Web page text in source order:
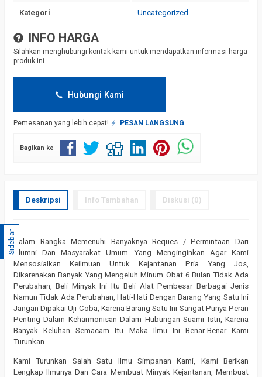
Kategori Uncategorized
INFO HARGA
Silahkan menghubungi kontak kami untuk mendapatkan informasi harga
produk ini.
Hubungi Kami
Pemesanan yang lebih cepat! PESAN LANGSUNG
Bagikan ke
Deskripsi Info Tambahan Diskusi (0)
Dalam Rangka Memenuhi Banyaknya Reques / Permintaan Dari
Alumni Dan Masyarakat Umum Yang Menginginkan Agar Kami
Mensosialkan Keilmuan Untuk Kejantanan Pria Yang Jos,
Dikarenakan Banyak Yang Mengeluh Minum Obat 6 Bulan Tidak Ada
Perubahan, Beli Minyak Ini Itu Beli Alat Pembesar Berbagai Jenis
Namun Tidak Ada Perubahan, Hati-Hati Dengan Barang Yang Satu Ini
Jangan Dipakai Uji Coba, Karena Barang Satu Ini Sangat Punya Peran
Penting Dalam Keharmonisan Dalam Hubungan Suami Istri, Karena
Banyak Keluhan Semacam Itu Maka Ilmu Ini Benar-Benar Kami
Turunkan.
Kami Turunkan Salah Satu Ilmu Simpanan Kami, Kami Berikan
Lengkap Ilmunya Dan Cara Membuat Minyak Kejantanan, Membuat
Sidebar